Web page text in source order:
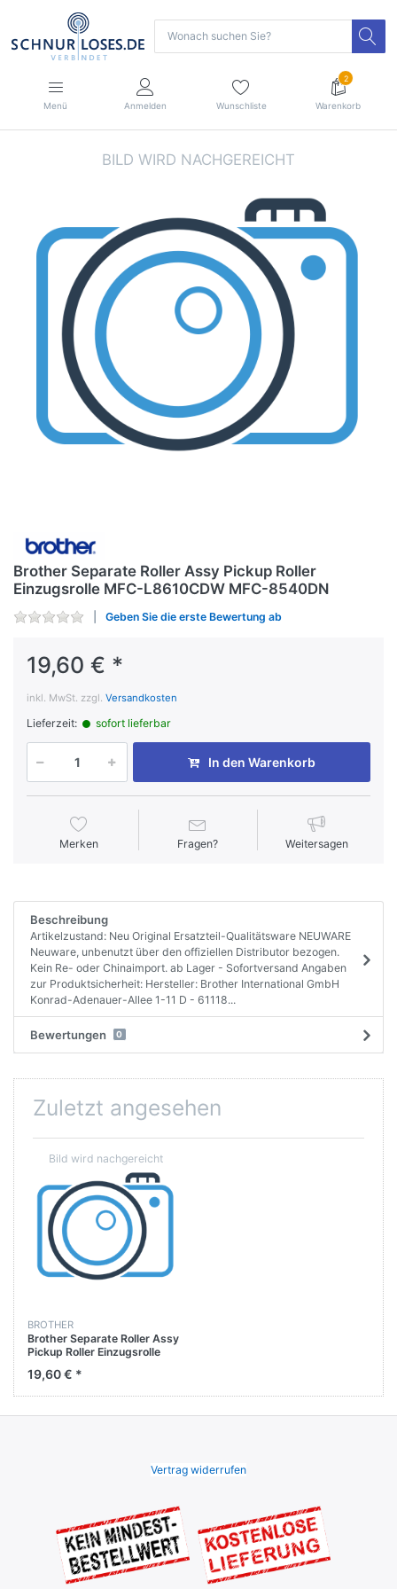
Menü Anmelden Wunschliste
2
Warenkorb
Brother Separate Roller Assy Pickup Roller
Einzugsrolle MFC-L8610CDW MFC-8540DN
Geben Sie die erste Bewertung ab
19,60 € *
inkl. MwSt. zzgl. Versandkosten
Lieferzeit: sofort lieferbar
In den Warenkorb
Merken Fragen? Weitersagen
Beschreibung
Artikelzustand: Neu Original Ersatzteil-Qualitätsware NEUWARE
Neuware, unbenutzt über den offiziellen Distributor bezogen.
Kein Re- oder Chinaimport. ab Lager - Sofortversand Angaben
zur Produktsicherheit: Hersteller: Brother International GmbH
Konrad-Adenauer-Allee 1-11 D - 61118...
Bewertungen 0
Zuletzt angesehen
BROTHER
Brother Separate Roller Assy
Pickup Roller Einzugsrolle
8540DN
19,60 € *
Vertrag widerrufen